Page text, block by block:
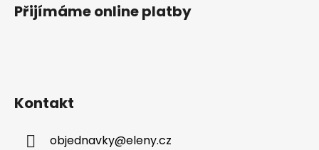
Přijímáme online platby
Kontakt
objednavky@eleny.cz